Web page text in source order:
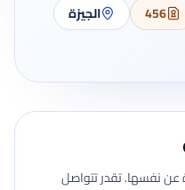
456
الجيزة
نفسها. تقدر تتواصل